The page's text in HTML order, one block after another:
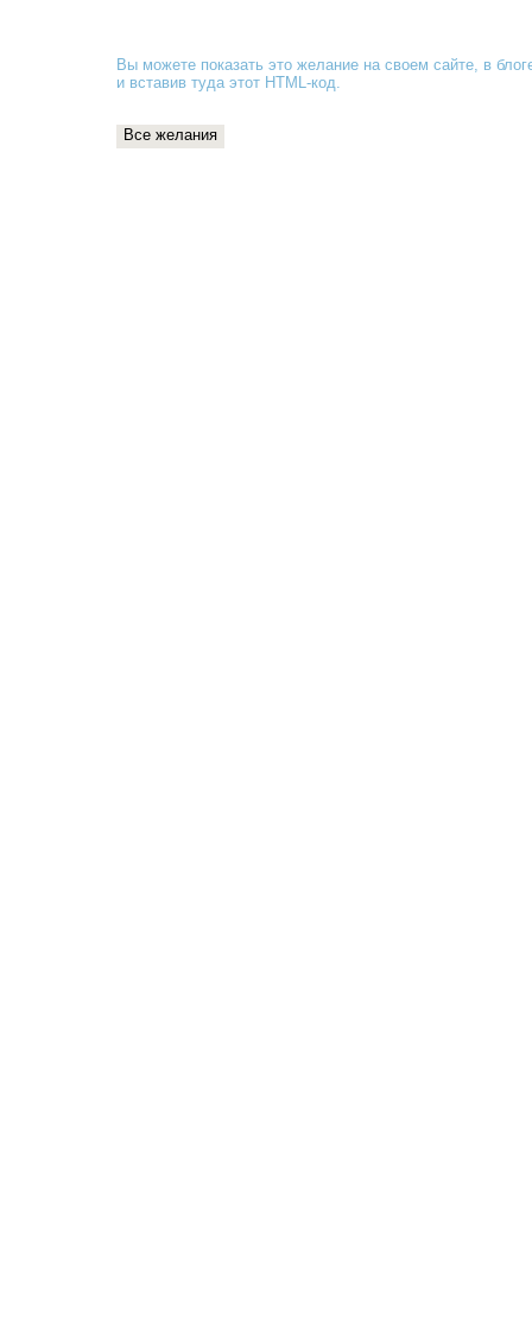
Вы можете показать это желание на своем сайте, в
и вставив туда этот HTML-код.
Все желания